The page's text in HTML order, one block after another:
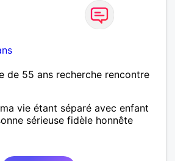
de 55 ans recherche rencontre
vie étant séparé avec enfant
sérieuse fidèle honnête